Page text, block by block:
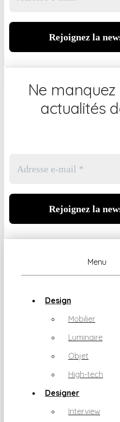
Ne manquez
actualités
Menu
Design
Mobilier
Luminaire
Objet
High-tech
Designer
Interview